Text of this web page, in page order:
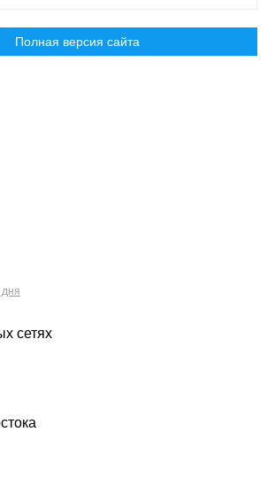
Полная версия сайта
сетях